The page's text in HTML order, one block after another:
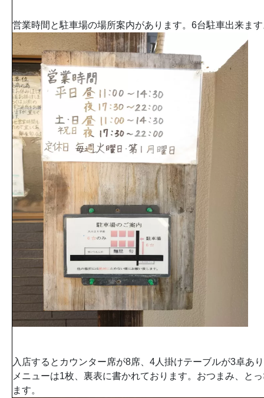
営業時間と駐車場の場所案内があります。6台駐車出来ま
入店するとカウンター席が8席、4人掛けテーブルが3卓あ
メニューは1枚、裏表に書かれております。おつまみ、と
ます。